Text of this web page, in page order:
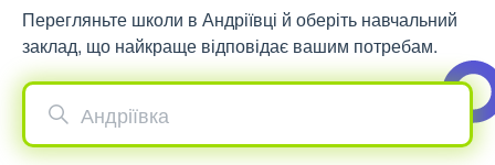
Перегляньте школи в Андріївці й оберіть навчальний
заклад, що найкраще відповідає вашим потребам.
Андріївка